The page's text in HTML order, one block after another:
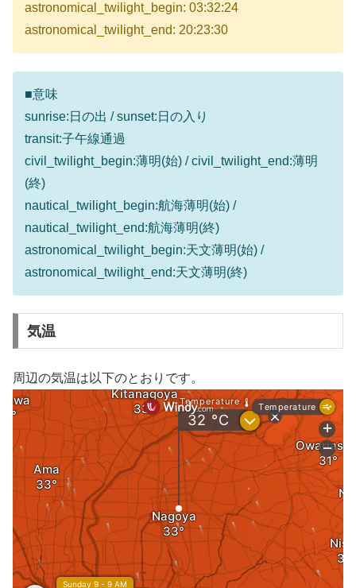
astronomical_twilight_begin: 03:32:24
astronomical_twilight_end: 20:23:30
■意味
sunrise:日の出 / sunset:日の入り
transit:子午線通過
civil_twilight_begin:薄明(始) / civil_twilight_end:薄明
(終)
nautical_twilight_begin:航海薄明(始) /
nautical_twilight_end:航海薄明(終)
astronomical_twilight_begin:天文薄明(始) /
astronomical_twilight_end:天文薄明(終)
気温
周辺の気温は以下のとおりです。